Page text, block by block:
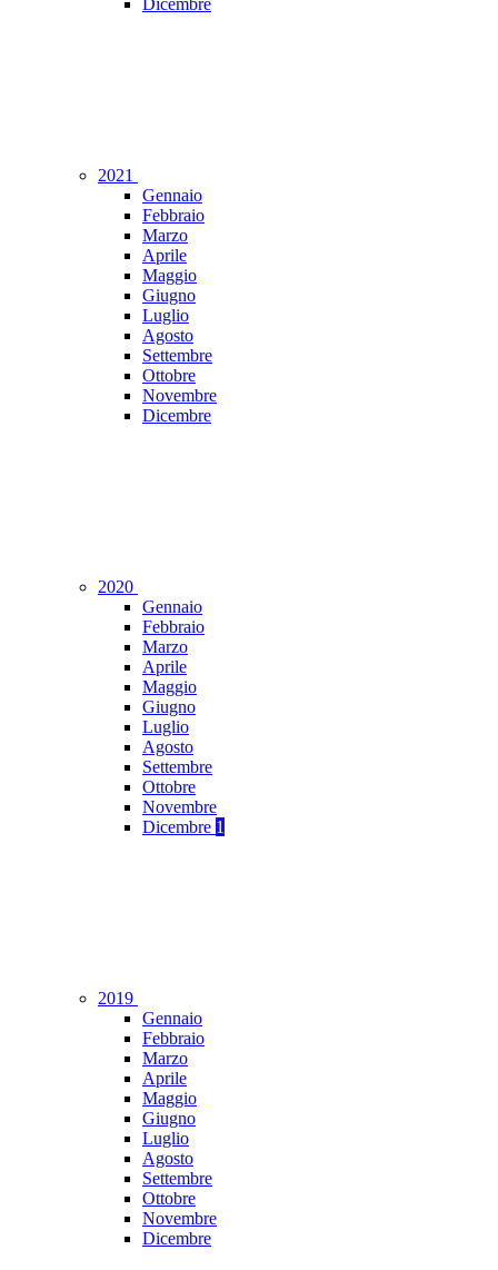
Dicembre
2021
Gennaio
Febbraio
Marzo
Aprile
Maggio
Giugno
Luglio
Agosto
Settembre
Ottobre
Novembre
Dicembre
2020
Gennaio
Febbraio
Marzo
Aprile
Maggio
Giugno
Luglio
Agosto
Settembre
Ottobre
Novembre
Dicembre 1
2019
Gennaio
Febbraio
Marzo
Aprile
Maggio
Giugno
Luglio
Agosto
Settembre
Ottobre
Novembre
Dicembre